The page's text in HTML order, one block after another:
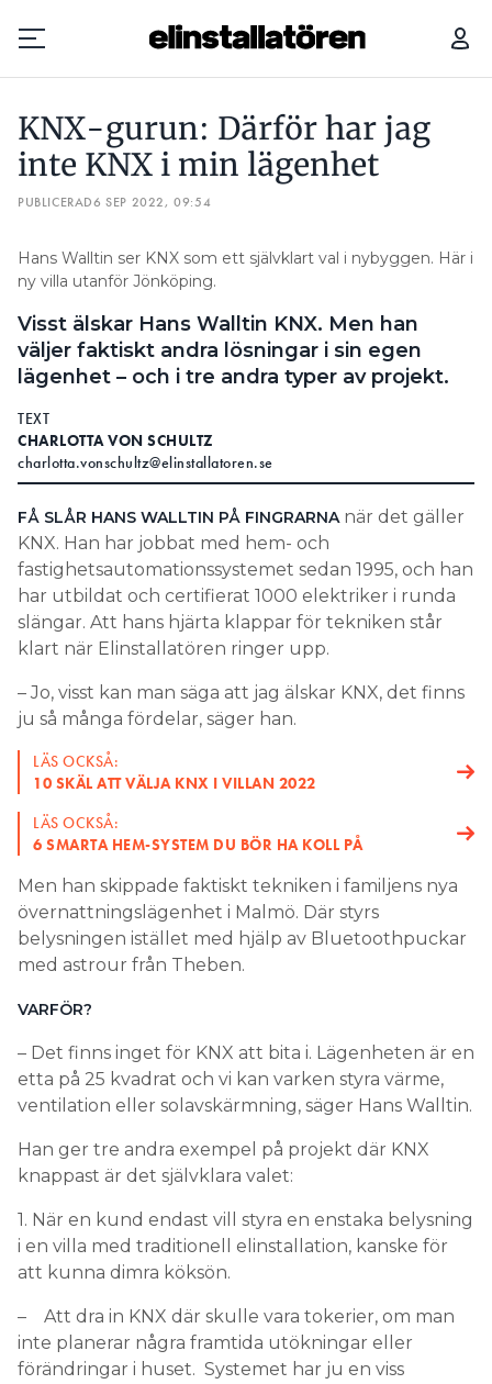
Prenumerera
Hantera prenumeration
Lediga jobb
Annonsera
Läs E-tidningen
Om tidningen
Kontakt
Personuppgifter
Search for:
SEARCH
KNX-gurun: Därför har jag
inte KNX i min lägenhet
PUBLICERAD6 SEP 2022, 09:54
Hans Walltin ser KNX som ett självklart val i nybyggen. Här i
ny villa utanför Jönköping.
Visst älskar Hans Walltin KNX. Men han
väljer faktiskt andra lösningar i sin egen
lägenhet – och i tre andra typer av projekt.
TEXT
CHARLOTTA VON SCHULTZ
charlotta.vonschultz@elinstallatoren.se
FÅ SLÅR HANS WALLTIN PÅ FINGRARNAnär det gäller
KNX. Han har jobbat med hem- och
fastighetsautomationssystemet sedan 1995, och han
har utbildat och certifierat 1000 elektriker i runda
slängar. Att hans hjärta klappar för tekniken står
klart när Elinstallatören ringer upp.
– Jo, visst kan man säga att jag älskar KNX, det finns
ju så många fördelar, säger han.
LÄS OCKSÅ:
10 SKÄL ATT VÄLJA KNX I VILLAN 2022
LÄS OCKSÅ:
6 SMARTA HEM-SYSTEM DU BÖR HA KOLL PÅ
Men han skippade faktiskt tekniken i familjens nya
övernattningslägenhet i Malmö. Där styrs
belysningen istället med hjälp av Bluetoothpuckar
med astrour från Theben.
VARFÖR?
– Det finns inget för KNX att bita i. Lägenheten är en
etta på 25 kvadrat och vi kan varken styra värme,
ventilation eller solavskärmning, säger Hans Walltin.
Han ger tre andra exempel på projekt där KNX
knappast är det självklara valet:
1. När en kund endast vill styra en enstaka belysning
i en villa med traditionell elinstallation, kanske för
att kunna dimra köksön.
– Att dra in KNX där skulle vara tokerier, om man
inte planerar några framtida utökningar eller
förändringar i huset. Systemet har ju en viss